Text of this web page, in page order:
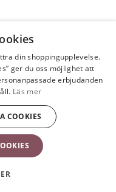
rättigheter förbehålls.
din shoppingupplevelse.
ger du oss möjlighet att
erbjudanden
Läs mer
COOKIES